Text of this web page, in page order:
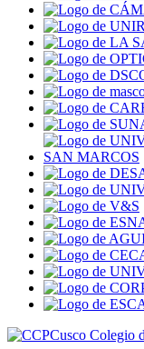
Colegio